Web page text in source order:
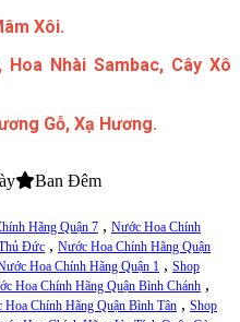
Xôi.
Hoa Nhài Sambac, Cây Xô
Gỗ, Xạ Hương.
Ban Đêm
Hãng Quận 7 , Nước Hoa Chính
Đức , Nước Hoa Chính Hãng Quận
Hoa Chính Hãng Quận 1 , Shop
Hoa Chính Hãng Quận Bình Chánh ,
Hoa Chính Hãng Quận Bình Tân , Shop